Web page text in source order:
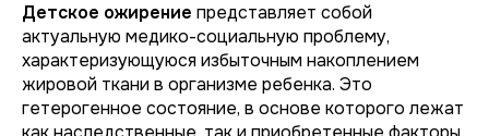
Детское ожирение представляет собой
актуальную медико-социальную проблему,
характеризующуюся избыточным накоплением
жировой ткани в организме ребенка. Это
гетерогенное состояние, в основе которого лежат